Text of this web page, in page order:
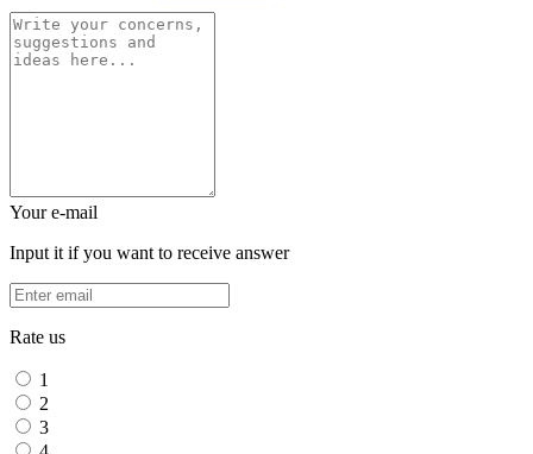
Your e-mail
Input it if you want to receive answer
Rate us
1
2
3